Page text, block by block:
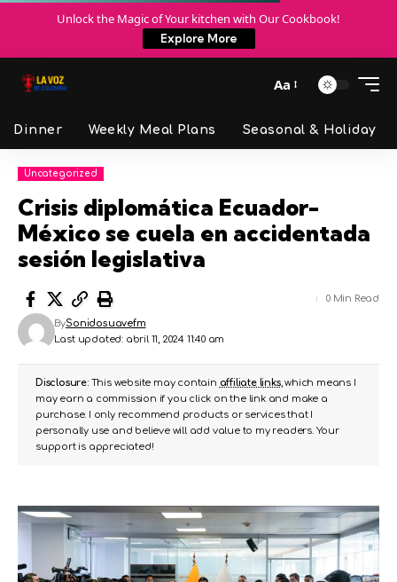
Unlock the Magic of Your kitchen with Our Cookbook!
Explore More
Aa
Dinner Weekly Meal Plans Seasonal & Holiday
Uncategorized
Crisis diplomática Ecuador-
México se cuela en accidentada
sesión legislativa
Last updated: abril 11, 2024 11:40 am
BySonidosuavefm
0 Min Read
Disclosure:This website may contain affiliate links, which means I
may earn a commission if you click on the link and make a
purchase. I only recommend products or services that I
personally use and believe will add value to my readers. Your
support is appreciated!